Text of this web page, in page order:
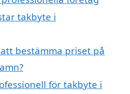
takbyte i
bestämma priset på
för takbyte i